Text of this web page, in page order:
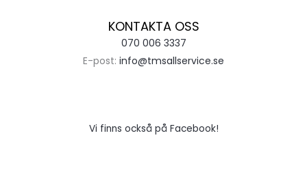
KONTAKTA OSS
070 006 3337
E-post: info@tmsallservice.se
Vi finns också på Facebook!